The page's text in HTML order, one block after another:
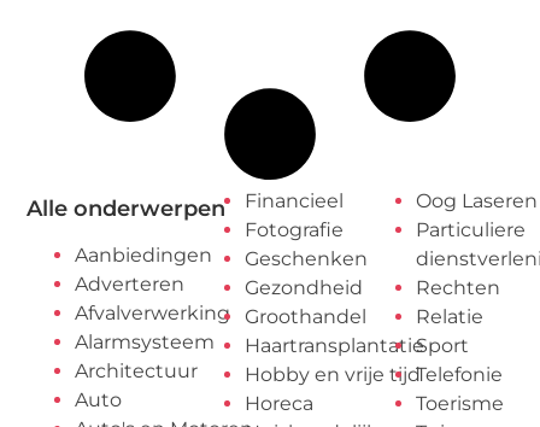
Alle onderwerpen
Aanbiedingen
Adverteren
Afvalverwerking
Alarmsysteem
Architectuur
Auto
Financieel
Fotografie
Geschenken
Gezondheid
Groothandel
Haartransplantatie
Hobby en vrije tijd
Horeca
Oog Laseren
Particuliere
Rechten
Relatie
Sport
Telefonie
Toerisme